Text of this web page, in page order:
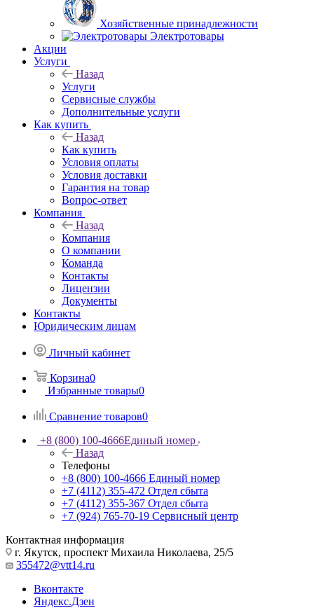
Хозяйственные принадлежности
Электротовары
Акции
Услуги
Назад
Услуги
Сервисные службы
Дополнительные услуги
Как купить
Назад
Как купить
Условия оплаты
Условия доставки
Гарантия на товар
Вопрос-ответ
Компания
Назад
Компания
О компании
Команда
Контакты
Лицензии
Документы
Контакты
Юридическим лицам
Личный кабинет
Корзина0
Избранные товары0
Сравнение товаров0
+8 (800) 100-4666Единый номер
Назад
Телефоны
+8 (800) 100-4666 Единый номер
+7 (4112) 355-472 Отдел сбыта
+7 (4112) 355-367 Отдел сбыта
+7 (924) 765-70-19 Сервисный центр
Контактная информация
г. Якутск, проспект Михаила Николаева, 25/5
355472@vtt14.ru
Вконтакте
Яндекс.Дзен